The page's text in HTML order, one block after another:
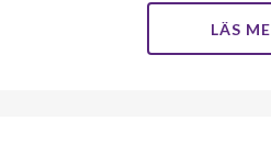
LÄS